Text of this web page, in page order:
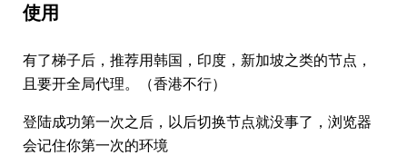
使用
有了梯子后，推荐用韩国，印度，新加坡之类的节点，
且要开全局代理。（香港不行）
登陆成功第一次之后，以后切换节点就没事了，浏览器
会记住你第一次的环境